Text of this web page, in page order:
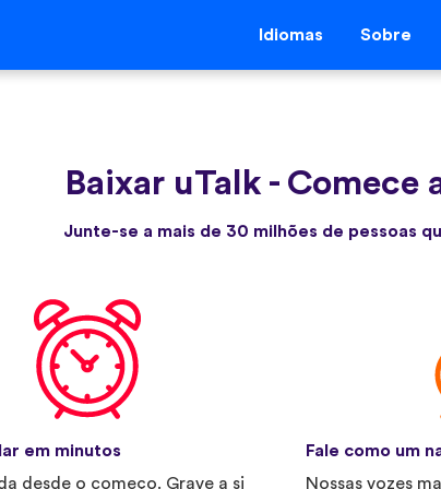
Idiomas Sobre
Baixar uTalk - Comece
Junte-se a mais de 30 milhões de pessoas
em minutos
desde o começo. Grave a si
Fale como um
Nossas vozes